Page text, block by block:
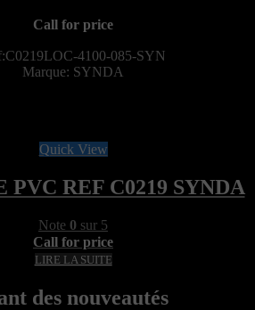
Call for price
4100-085-SYN
Marque: SYNDA
Quick View
PVC REF C0219 SYNDA
Note 0 sur 5
Call for price
LIRE LA SUITE
des nouveautés